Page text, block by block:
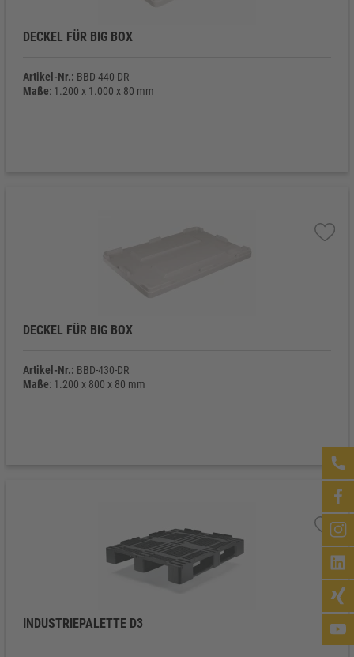
DECKEL FÜR BIG BOX
Artikel-Nr.: BBD-440-DR
Maße: 1.200 x 1.000 x 80 mm
DECKEL FÜR BIG BOX
Artikel-Nr.: BBD-430-DR
Maße: 1.200 x 800 x 80 mm
INDUSTRIEPALETTE D3